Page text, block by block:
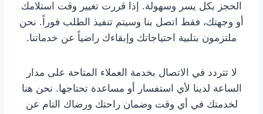
الحجز بكل يسر وسهولة. إذا قررت تغيير وقت استلامك
أو وجهتك، فقط اتصل بنا وسيتم تنفيذ الطلب فوراً. نحن
ملتزمون بتلبية احتياجاتك وإبقاءك راضياً عن خدماتنا.
لا تتردد في الاتصال بخدمة العملاء المتاحة على مدار
الساعة لدينا لأي استفسار أو مساعدة تحتاجها. نحن هنا
لخدمتك في أي وقت وضمان راحتك ورضاك التام عن